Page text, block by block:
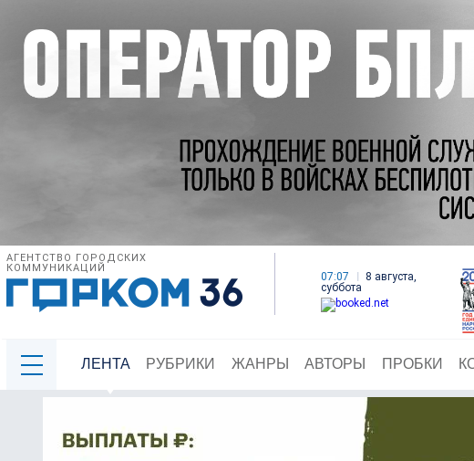
АГЕНТСТВО ГОРОДСКИХ
КОММУНИКАЦИЙ
07:07
8 августа,
суббота
ЛЕНТА РУБРИКИ ЖАНРЫ АВТОРЫ ПРОБКИ